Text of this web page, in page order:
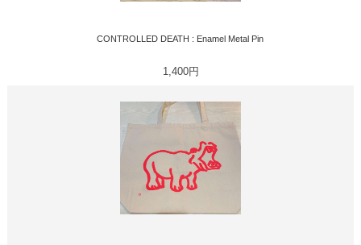
CONTROLLED DEATH : Enamel Metal Pin
1,400円